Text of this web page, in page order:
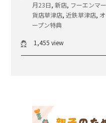
月23日,新店, フーエンマ
貨店草津店,近鉄草津店,
ープン特典
1,455 view